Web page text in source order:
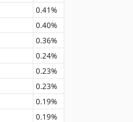
0.41%
0.40%
0.36%
0.24%
0.23%
0.23%
0.19%
0.19%